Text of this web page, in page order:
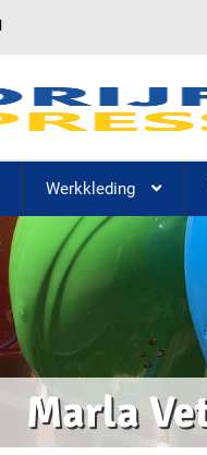
Werkkleding
Marla